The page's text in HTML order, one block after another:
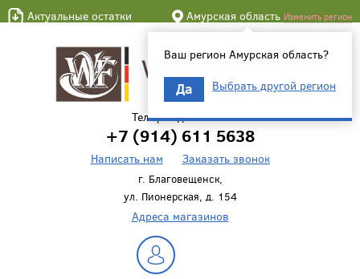
Актуальные остатки Амурская область Изменить регион
Ваш регион Амурская область?
Да Выбрать другой регион
Телефон для связи
+7 (914) 611 5638
Написать нам Заказать звонок
г. Благовещенск,
ул. Пионерская, д. 154
Адреса магазинов